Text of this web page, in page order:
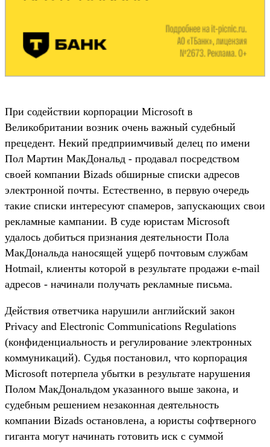
При содействии корпорации Microsoft в
Великобритании возник очень важный судебный
прецедент. Некий предприимчивый делец по имени
Пол Мартин МакДональд - продавал посредством
своей компании Bizads обширные списки адресов
электронной почты. Естественно, в первую очередь
такие списки интересуют спамеров, запускающих свои
рекламные кампании. В суде юристам Microsoft
удалось добиться признания деятельности Пола
МакДональда наносящей ущерб почтовым службам
Hotmail, клиенты которой в результате продажи e-mail
адресов - начинали получать рекламные письма.
Действия ответчика нарушили английский закон
Privacy and Electronic Communications Regulations
(конфиденциальность и регулирование электронных
коммуникаций). Судья постановил, что корпорация
Microsoft потерпела убытки в результате нарушения
Полом МакДональдом указанного выше закона, и
судебным решением незаконная деятельность
компании Bizads остановлена, а юристы софтверного
гиганта могут начинать готовить иск с суммой